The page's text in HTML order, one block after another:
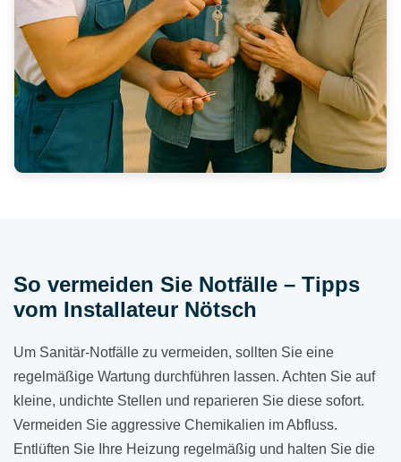
So vermeiden Sie Notfälle – Tipps
vom Installateur Nötsch
Um Sanitär-Notfälle zu vermeiden, sollten Sie eine
regelmäßige Wartung durchführen lassen. Achten Sie auf
kleine, undichte Stellen und reparieren Sie diese sofort.
Vermeiden Sie aggressive Chemikalien im Abfluss.
Entlüften Sie Ihre Heizung regelmäßig und halten Sie die